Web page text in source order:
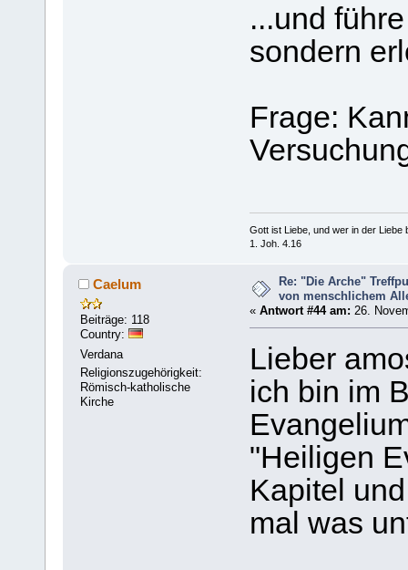
...und
sondern
Frage:
Gott ist Liebe, und wer in der Liebe
1. Joh. 4.16
Caelum
Beiträge: 118
Country:
Verdana
Religionszugehörigkeit:
Römisch-katholische
Kirche
Re: "Die Arche"
von menschlichem
« Antwort #44 am: 26.
Lieber
ich bin im
"Heiligen
Kapitel
mal was